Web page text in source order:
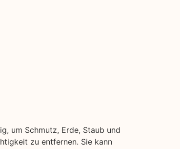
um Schmutz, Erde, Staub und
zu entfernen. Sie kann